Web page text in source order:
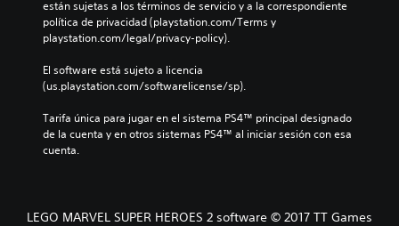
están sujetas a los términos de servicio y a la correspondiente
política de privacidad (playstation.com/Terms y
playstation.com/legal/privacy-policy).
El software está sujeto a licencia
(us.playstation.com/softwarelicense/sp).
Tarifa única para jugar en el sistema PS4™ principal designado
de la cuenta y en otros sistemas PS4™ al iniciar sesión con esa
cuenta.
LEGO MARVEL SUPER HEROES 2 software © 2017 TT Games